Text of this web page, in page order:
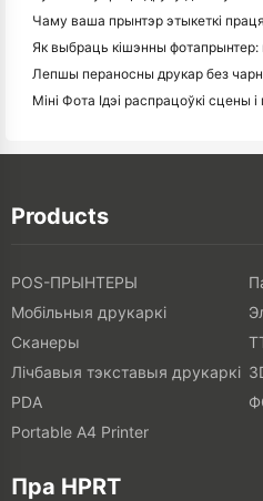
Чаму ваша прынтэр этыкеткі
Products
POS-ПРЫНТЕРЫ
Мобільныя друкаркі
Сканеры
Лічбавыя тэкставыя друкаркі
PDA
Portable A4 Printer
Пра HPRT